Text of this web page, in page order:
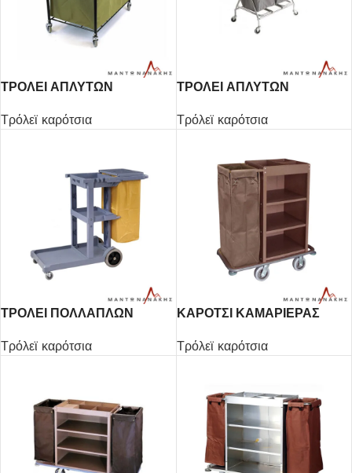
ΤΡΟΛΕΙ ΑΠΛΥΤΩΝ
Τρόλεϊ καρότσια
ΤΡΟΛΕΙ ΑΠΛΥΤΩΝ
Τρόλεϊ καρότσια
ΤΡΟΛΕΙ ΠΟΛΛΑΠΛΩΝ
Τρόλεϊ καρότσια
ΚΑΡΟΤΣΙ ΚΑΜΑΡΙΕΡΑΣ
Τρόλεϊ καρότσια